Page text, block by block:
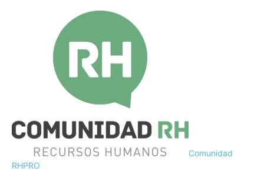
Comunidad
RHPRO